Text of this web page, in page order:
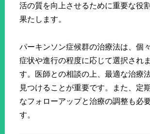
活の質を向上させるために重要な役
果たします。
パーキンソン症候群の治療法は、個
症状や進行の程度に応じて選択されま
す。医師との相談の上、最適な治療
見つけることが重要です。また、定
なフォローアップと治療の調整も必
す。